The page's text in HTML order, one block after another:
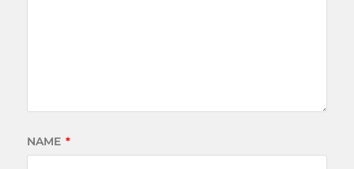
NAME *